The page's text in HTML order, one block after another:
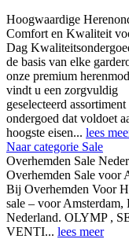
Hoogwaardige
Comfort en Kwaliteit
Dag
de basis van elke
onze premium
vindt u een zorgvuldig
geselecteerd assortiment
ondergoed dat voldoet
hoogste eisen... lees
Naar categorie Sale
Overhemden Sale
Overhemden Sale voor
Bij Overhemden Voor
sale – voor Amsterdam,
Nederland. OLYMP ,
VENTI... lees meer